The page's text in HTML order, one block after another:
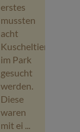
erstes
mussten
acht
Kuscheltiere
im Park
gesucht
werden.
Diese
waren
mit ei ...